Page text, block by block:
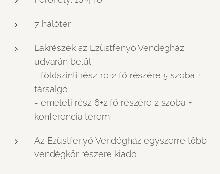
7 hálótér
Lakrészek az Ezüstfenyő Vendégház
udvarán belül
- földszinti rész 10+2 fő részére 5 szoba +
társalgó
- emeleti rész 6+2 fő részére 2 szoba +
konferencia terem
Az Ezüstfenyő Vendégház egyszerre több
vendégkör részére kiadó